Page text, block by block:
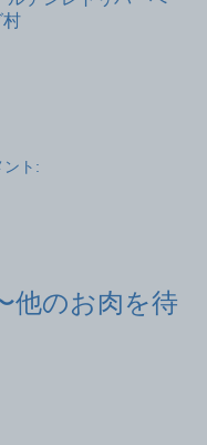
村
ント:
他のお肉を待